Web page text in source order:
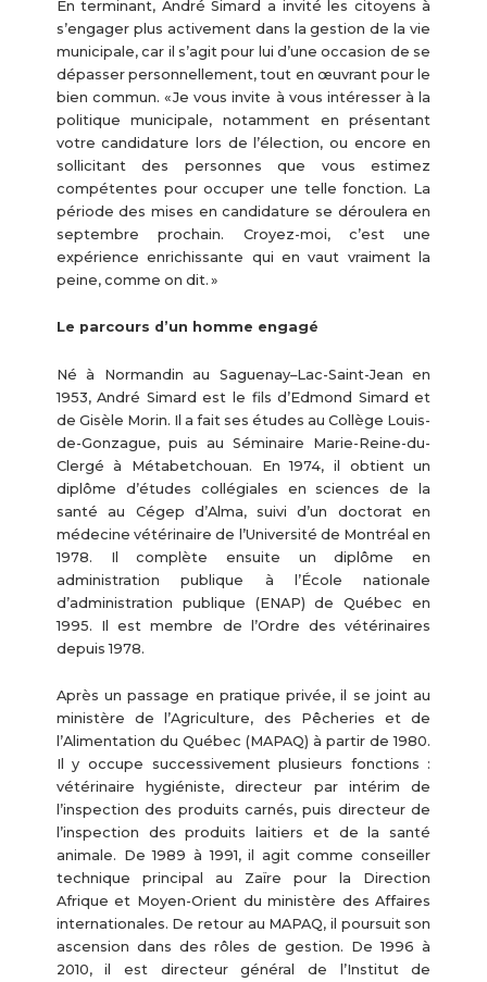
En terminant, André Simard a invité les citoyens à
s’engager plus activement dans la gestion de la vie
municipale, car il s’agit pour lui d’une occasion de se
dépasser personnellement, tout en œuvrant pour le
bien commun. « Je vous invite à vous intéresser à la
politique municipale, notamment en présentant
votre candidature lors de l’élection, ou encore en
sollicitant des personnes que vous estimez
compétentes pour occuper une telle fonction. La
période des mises en candidature se déroulera en
septembre prochain. Croyez-moi, c’est une
expérience enrichissante qui en vaut vraiment la
peine, comme on dit. »
Le parcours d’un homme engagé
Né à Normandin au Saguenay–Lac-Saint-Jean en
1953, André Simard est le fils d’Edmond Simard et
de Gisèle Morin. Il a fait ses études au Collège Louis-
de-Gonzague, puis au Séminaire Marie-Reine-du-
Clergé à Métabetchouan. En 1974, il obtient un
diplôme d’études collégiales en sciences de la
santé au Cégep d’Alma, suivi d’un doctorat en
médecine vétérinaire de l’Université de Montréal en
1978. Il complète ensuite un diplôme en
administration publique à l’École nationale
d’administration publique (ENAP) de Québec en
1995. Il est membre de l’Ordre des vétérinaires
depuis 1978.
Après un passage en pratique privée, il se joint au
ministère de l’Agriculture, des Pêcheries et de
l’Alimentation du Québec (MAPAQ) à partir de 1980.
Il y occupe successivement plusieurs fonctions :
vétérinaire hygiéniste, directeur par intérim de
l’inspection des produits carnés, puis directeur de
l’inspection des produits laitiers et de la santé
animale. De 1989 à 1991, il agit comme conseiller
technique principal au Zaïre pour la Direction
Afrique et Moyen-Orient du ministère des Affaires
internationales. De retour au MAPAQ, il poursuit son
ascension dans des rôles de gestion. De 1996 à
2010, il est directeur général de l’Institut de